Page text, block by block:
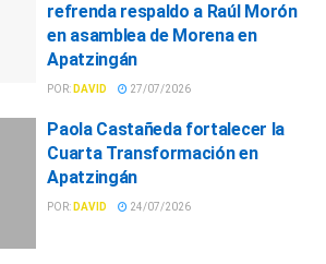
refrenda respaldo a Raúl Morón
en asamblea de Morena en
Apatzingán
POR: DAVID 27/07/2026
Paola Castañeda fortalecer la
Cuarta Transformación en
Apatzingán
POR: DAVID 24/07/2026